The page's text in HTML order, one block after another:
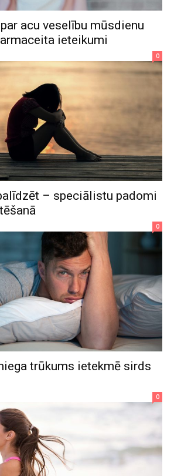
acu veselību mūsdienu
ieteikumi
0
– speciālistu padomi
0
trūkums ietekmē sirds
0